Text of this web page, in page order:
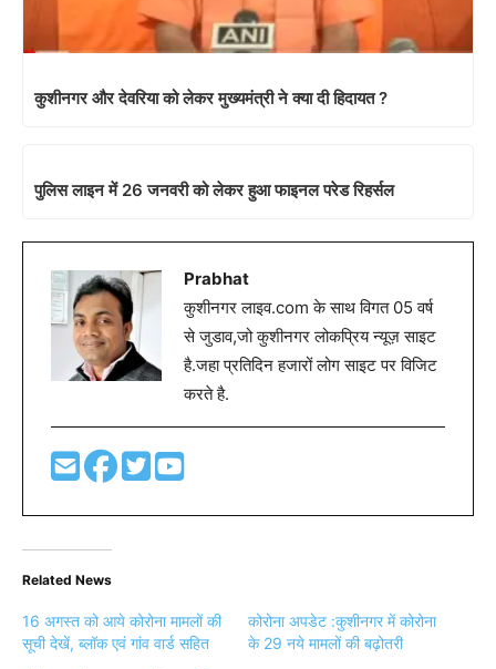
कुशीनगर और देवरिया को लेकर मुख्यमंत्री ने क्या दी हिदायत ?
पुलिस लाइन में 26 जनवरी को लेकर हुआ फाइनल परेड रिहर्सल
Prabhat
कुशीनगर लाइव.com के साथ विगत 05 वर्ष
से जुडाव,जो कुशीनगर लोकप्रिय न्यूज़ साइट
है.जहा प्रतिदिन हजारों लोग साइट पर विजिट
करते है.
Related News
16 अगस्त को आये कोरोना मामलों की
सूची देखें, ब्लॉक एवं गांव वार्ड सहित
कोरोना अपडेट :कुशीनगर में कोरोना
के 29 नये मामलों की बढ़ोतरी